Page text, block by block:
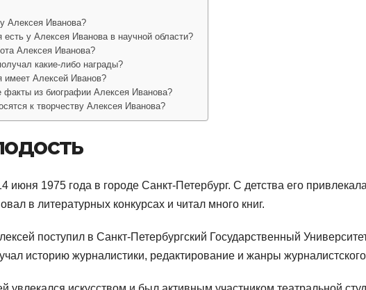
Алексея Иванова?
есть у Алексея Иванова в научной области?
Алексея Иванова?
какие-либо награды?
имеет Алексей Иванов?
факты из биографии Алексея Иванова?
к творчеству Алексея Иванова?
июня 1975 года в городе Санкт-Петербург. С детства его
в литературных конкурсах и читал много книг.
поступил в Санкт-Петербургский Государственный
историю журналистики, редактирование и жанры